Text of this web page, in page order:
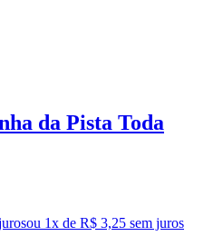
da Pista Toda
ou 1x de R$ 3,25 sem juros